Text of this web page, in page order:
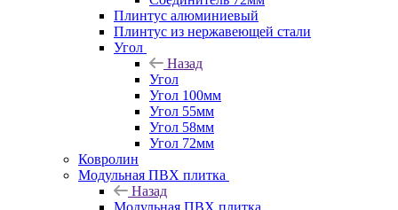
Плинтус алюминиевый
Плинтус из нержавеющей стали
Угол
Назад
Угол
Угол 100мм
Угол 55мм
Угол 58мм
Угол 72мм
Ковролин
Модульная ПВХ плитка
Назад
Модульная ПВХ плитка